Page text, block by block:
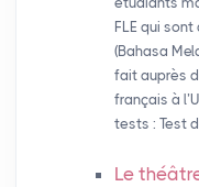
FLE qui
(Bahasa
fait auprès
français à
tests : Test
Le